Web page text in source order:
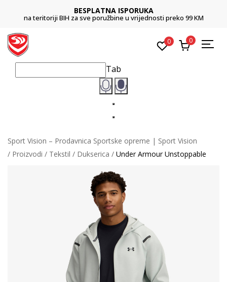
BESPLATNA ISPORUKA
na teritoriji BIH za sve poružbine u vrijednosti preko 99 KM
0 0
Tab
Sport Vision – Prodavnica Sportske opreme | Sport Vision
Proizvodi
Tekstil Dukserica Under Armour Unstoppable